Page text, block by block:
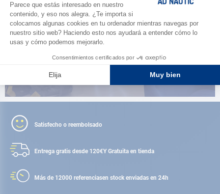
CERCA DE TI
150 tiendas en el mundo,
la fuerza de una red
ENCUENTRA UNA TIENDA
Satisfecho o reembolsado
Entrega gratis desde 120€Y Gratuita en tienda
Más de 12000 referenciasen stock enviadas en 24h